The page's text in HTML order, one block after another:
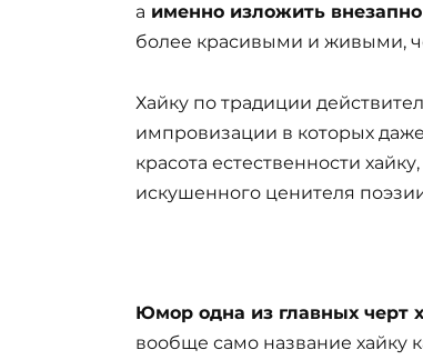
а именно изложить
более красивыми и живыми,
Хайку по традиции
импровизации в которых
красота естественности
искушенного ценителя
Юмор одна из главных черт
вообще само название хайку